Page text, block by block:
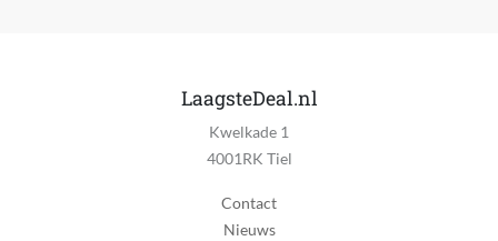
LaagsteDeal.nl
Kwelkade 1
4001RK Tiel
Contact
Nieuws